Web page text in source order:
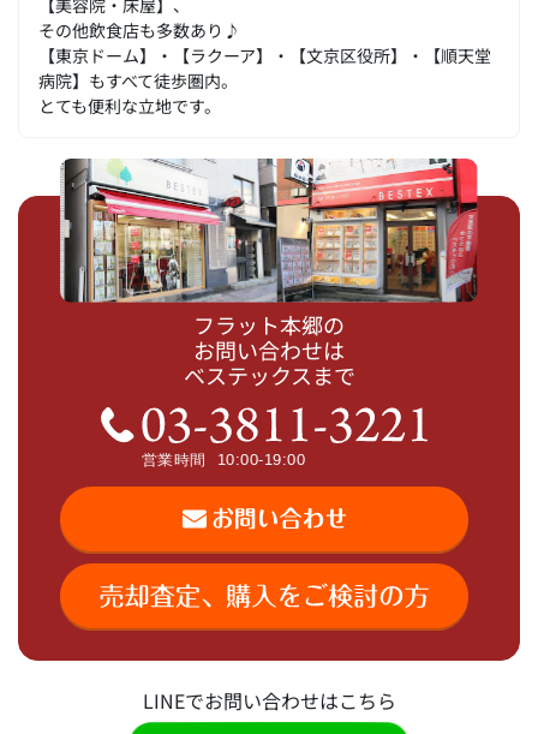
その他飲食店も多数あり♪
【東京ドーム】・【ラクーア】・【文京区役所】・【順天堂
病院】もすべて徒歩圏内。
とても便利な立地です。
フラット本郷の
お問い合わせは
ベステックスまで
LINEでお問い合わせはこちら